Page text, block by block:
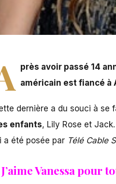
près avoir passé 14
américain est fiancé à
dernière a du souci à se
enfants, Lily Rose et Jack.
a été posée par Télé Cable
Vanessa pour